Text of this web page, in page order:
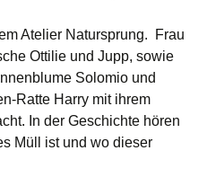
Atelier Natursprung. Frau
Ottilie und Jupp, sowie
Solomio und
Ratte Harry mit ihrem
In der Geschichte hören
Müll ist und wo dieser